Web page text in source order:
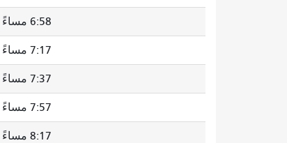
6:58 مساءً
7:17 مساءً
7:37 مساءً
7:57 مساءً
8:17 مساءً